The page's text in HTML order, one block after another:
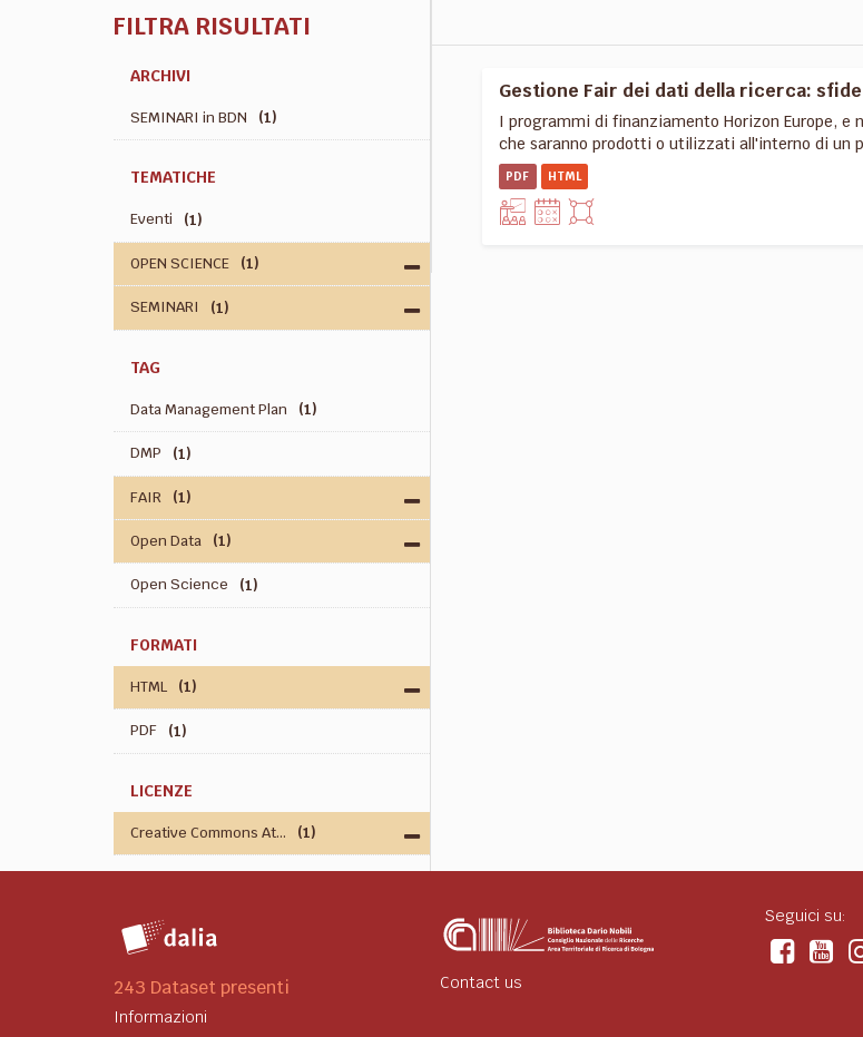
FILTRA RISULTATI
ARCHIVI
SEMINARI in BDN (1)
TEMATICHE
Eventi (1)
OPEN SCIENCE (1)
SEMINARI (1)
TAG
Data Management Plan (1)
DMP (1)
FAIR (1)
Open Data (1)
Open Science (1)
FORMATI
HTML (1)
PDF (1)
LICENZE
Creative Commons At... (1)
Gestione Fair dei dati della ricerca:
I programmi di finanziamento Horizon Europe, e
che saranno prodotti o utilizzati all'interno di un
PDF HTML
243 Dataset presenti
Informazioni
Contact us
Seguici su: